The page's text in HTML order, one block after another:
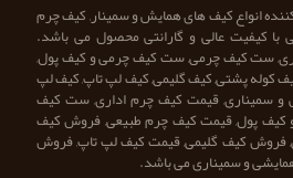
انواع کیف های همایش و سمینار, کیف چرم
کیفیت عالی و گارانتی محصول می باشد.
ست کیف چرمی, ست کیف چرمی و کیف پول,
کوله پشتی, کیف گلیمی, کیف لپ تاپ, کیف لپ
و سمیناری, قیمت کیف چرم اداری, ست کیف
پول, قیمت کیف چرم طبیعی, فروش کیف
کیف گلیمی, قیمت کیف لپ تاپ, فروش
و سمیناری می باشد.